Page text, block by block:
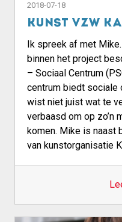
2018-07-18
Kunst VZW
Ik spreek af met
binnen het project
– Sociaal Centrum
centrum biedt sociale
wist niet juist wat te
verbaasd om op zo’n
komen. Mike is naast
van kunstorganisatie